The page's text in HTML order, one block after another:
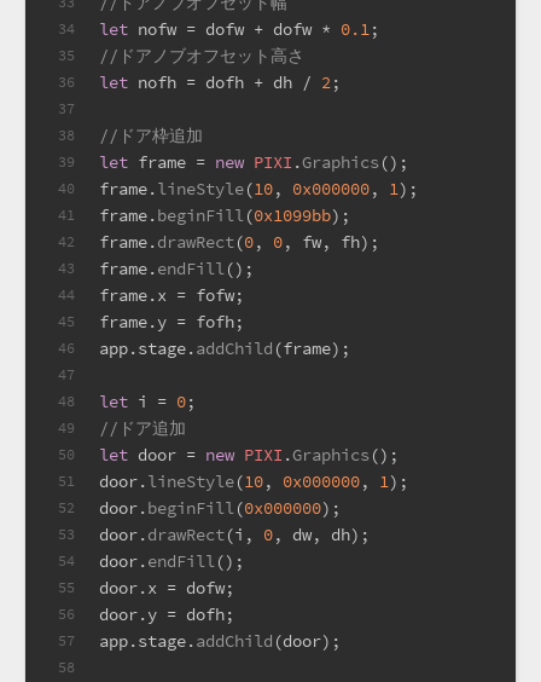
34
35
36
37
38
39
40
41
42
43
44
45
46
47
48
49
50
51
52
53
54
55
56
57
58
let nofw = dofw + dofw * 0.1;
//ドアノブオフセット高さ
let nofh = dofh + dh / 2;
//ドア枠追加
let frame = new PIXI .Graphics ();
frame.lineStyle(10, 0x000000, 1);
frame.beginFill(0x1099bb);
frame.drawRect(0, 0, fw, fh);
frame.endFill();
frame.x = fofw;
frame.y = fofh;
app.stage.addChild (frame);
let i = 0;
//ドア追加
let door = new PIXI .Graphics ();
door.lineStyle(10, 0x000000, 1);
door.beginFill(0x000000);
door.drawRect(i, 0, dw, dh);
door.endFill();
door.x = dofw;
door.y = dofh;
app.stage.addChild (door);